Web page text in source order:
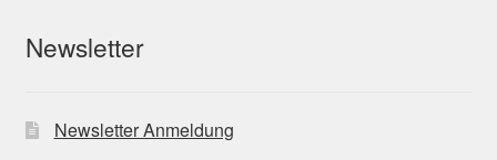
Newsletter
Newsletter Anmeldung